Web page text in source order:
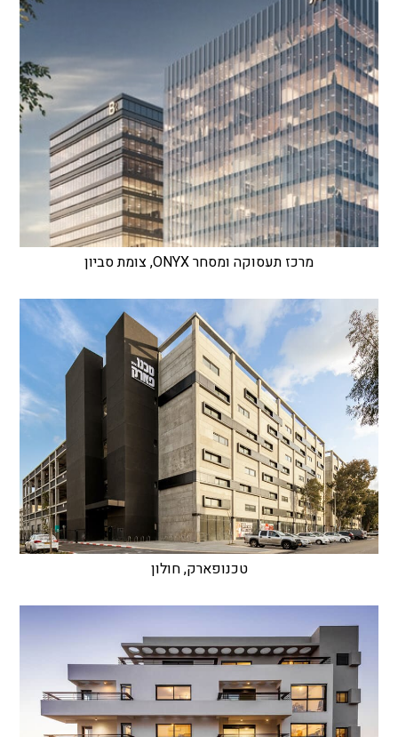
מרכז תעסוקה ומסחר ONYX, צומת סביון
טכנופארק, חולון